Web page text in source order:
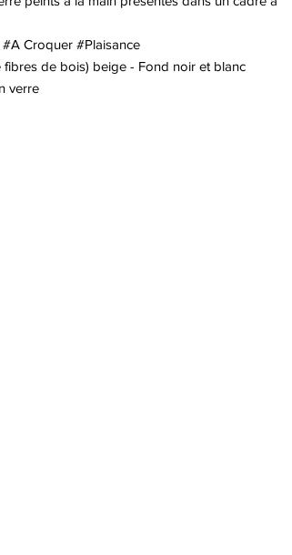
Croquer #Plaisance
de bois) beige - Fond noir et blanc
verre